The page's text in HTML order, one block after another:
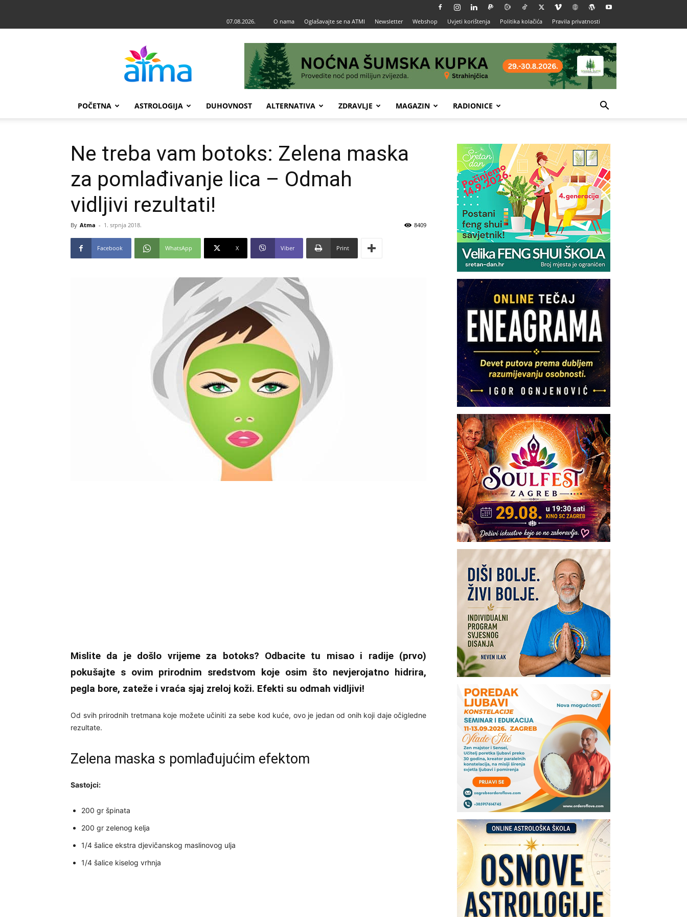
07.08.2026. O nama Oglašavajte se na ATMI Newsletter Webshop Uvjeti korištenja Politika kolačića Pravila privatnosti
POČETNA ASTROLOGIJA DUHOVNOST ALTERNATIVA ZDRAVLJE MAGAZIN RADIONICE
Ne treba vam botoks: Zelena maska
za pomlađivanje lica – Odmah
vidljivi rezultati!
By Atma - 1. srpnja 2018. 8409
Facebook WhatsApp X Viber Print
Mislite da je došlo vrijeme za botoks? Odbacite tu misao i radije (prvo)
pokušajte s ovim prirodnim sredstvom koje osim što nevjerojatno hidrira,
pegla bore, zateže i vraća sjaj zreloj koži. Efekti su odmah vidljivi!
Od svih prirodnih tretmana koje možete učiniti za sebe kod kuće, ovo je jedan od onih koji daje očigledne
rezultate.
Zelena maska s pomlađujućim efektom
Sastojci:
200 gr špinata
200 gr zelenog kelja
1/4 šalice ekstra djevičanskog maslinovog ulja
1/4 šalice kiselog vrhnja